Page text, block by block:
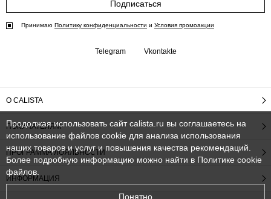
Подписаться
Принимаю Политику конфиденциальности и Условия промоакции
Telegram Vkontakte
О CALISTA
ПОКУПАТЕЛЯМ
ПРОГРАММА ЛОЯЛЬНОСТИ
ИНФОРМАЦИЯ
Продолжая использовать сайт calista.ru вы соглашаетесь на
использование файлов cookie для анализа использования
наших товаров и услуг и повышения качества рекомендаций.
Более подробную информацию можно найти в Политике cookie
файлов
Понятно